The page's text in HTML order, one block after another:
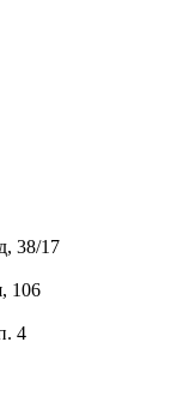
38/17
106
4